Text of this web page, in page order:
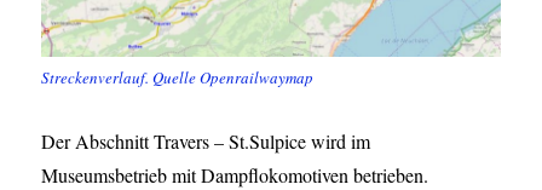
Streckenverlauf. Quelle Openrailwaymap
Der Abschnitt Travers – St.Sulpice wird im
Museumsbetrieb mit Dampflokomotiven betrieben.